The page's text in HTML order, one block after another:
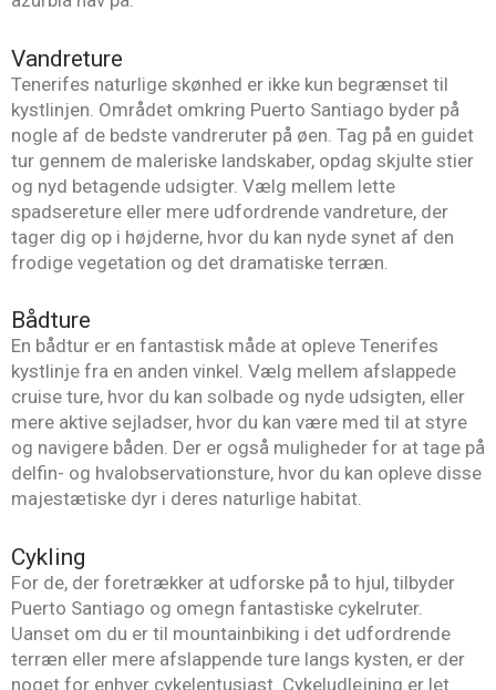
Vandreture
Tenerifes naturlige skønhed er ikke kun begrænset til
kystlinjen. Området omkring Puerto Santiago byder på
nogle af de bedste vandreruter på øen. Tag på en guidet
tur gennem de maleriske landskaber, opdag skjulte stier
og nyd betagende udsigter. Vælg mellem lette
spadsereture eller mere udfordrende vandreture, der
tager dig op i højderne, hvor du kan nyde synet af den
frodige vegetation og det dramatiske terræn.
Bådture
En bådtur er en fantastisk måde at opleve Tenerifes
kystlinje fra en anden vinkel. Vælg mellem afslappede
cruise ture, hvor du kan solbade og nyde udsigten, eller
mere aktive sejladser, hvor du kan være med til at styre
og navigere båden. Der er også muligheder for at tage på
delfin- og hvalobservationsture, hvor du kan opleve disse
majestætiske dyr i deres naturlige habitat.
Cykling
For de, der foretrækker at udforske på to hjul, tilbyder
Puerto Santiago og omegn fantastiske cykelruter.
Uanset om du er til mountainbiking i det udfordrende
terræn eller mere afslappende ture langs kysten, er der
noget for enhver cykelentusiast. Cykeludlejning er let